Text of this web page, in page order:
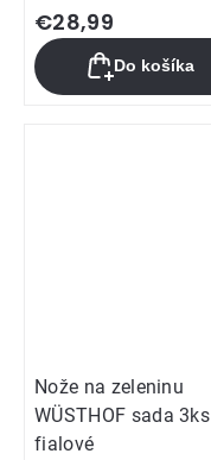
€28,99
Do košíka
Nože na zeleninu
WÜSTHOF sada 3ks
fialové